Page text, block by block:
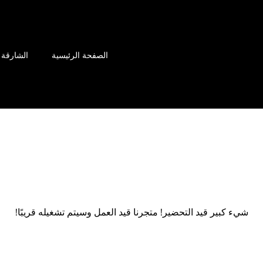
الصفحة الرئيسية الشارقة
شيء كبير قيد التحضير! متجرنا قيد العمل وسيتم تشغيله قريبًا!